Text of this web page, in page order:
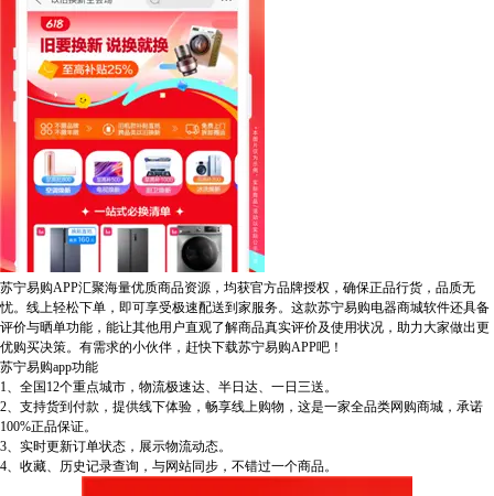
苏宁易购APP汇聚海量优质商品资源，均获官方品牌授权，确保正品行货，品质无
忧。线上轻松下单，即可享受极速配送到家服务。这款苏宁易购电器商城软件还具备
评价与晒单功能，能让其他用户直观了解商品真实评价及使用状况，助力大家做出更
优购买决策。有需求的小伙伴，赶快下载苏宁易购APP吧！
苏宁易购app功能
1、全国12个重点城市，物流极速达、半日达、一日三送。
2、支持货到付款，提供线下体验，畅享线上购物，这是一家全品类网购商城，承诺
100%正品保证。
3、实时更新订单状态，展示物流动态。
4、收藏、历史记录查询，与网站同步，不错过一个商品。